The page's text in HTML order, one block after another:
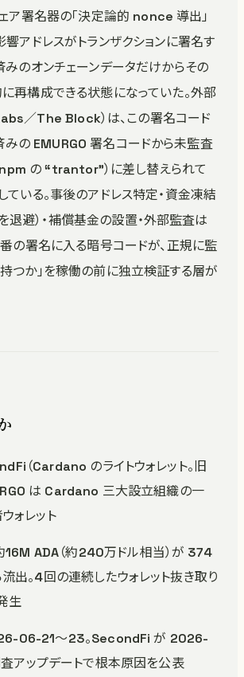
ェア署名器の「決定論的 nonce 導出」
響アドレスがトランザクションに署名す
みのオンチェーンデータだけからその
再構成できる状態になっていた。外部
／The Block）は、この署名コード
の EMURGO 署名コードから未監査
の “trantor”）に差し替えられて
ている。事後のアドレス特定・資金凍結
退避）・補償基金の設置・外部監査は
番の署名に入る暗号コードが、正規に監
つか」を稼働の前に独立検証する層が
（Cardano のライトウォレット。旧
は Cardano 三大設立組織の一
ォレット
16M ADA（約240万ドル相当）が 374
出。4回の連続したウォレット抜き取り
生
06-21〜23。SecondFi が 2026-
アップデートで根本原因を公表